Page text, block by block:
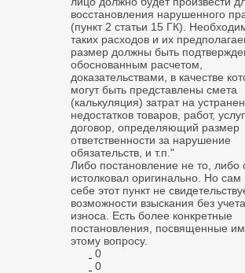
восстановления нарушенного
(пункт 2 статьи 15 ГК).
таких расходов и их
размер должны быть
обоснованным расчетом,
доказательствами, в качестве
могут быть представлены смета
(калькуляция) затрат на
недостатков товаров, работ,
договор, определяющий размер
ответственности за нарушение
обязательств, и т.п."
Либо постановление не то, либо
истолковал оригинально. Но сам
себе этот пункт не
возможности взыскания без учета
износа. Есть более конкретные
постановления, посвященные
этому вопросу.
0
0